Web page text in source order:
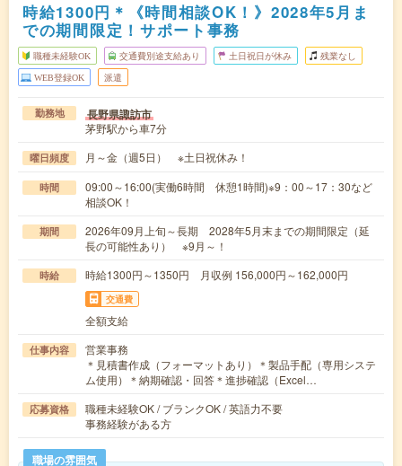
時給1300円＊《時間相談OK！》2028年5月ま
での期間限定！サポート事務
職種未経験OK 交通費別途支給あり 土日祝日が休み 残業なし
WEB登録OK 派遣
勤務地 長野県諏訪市
茅野駅から車7分
曜日頻度 月～金（週5日） ※土日祝休み！
時間
09:00～16:00(実働6時間 休憩1時間)※9：00～17：30など
相談OK！
期間
2026年09月上旬～長期 2028年5月末までの期間限定（延
長の可能性あり） ※9月～！
時給 時給1300円～1350円 月収例 156,000円～162,000円
交通費
全額支給
仕事内容
営業事務
＊見積書作成（フォーマットあり）＊製品手配（専用システ
ム使用）＊納期確認・回答＊進捗確認（Excel…
応募資格
職種未経験OK / ブランクOK / 英語力不要
事務経験がある方
職場の雰囲気